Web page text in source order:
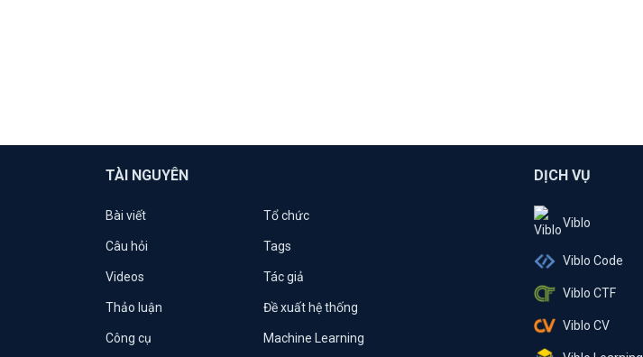
TÀI NGUYÊN
Bài viết Tổ chức
Câu hỏi Tags
Videos Tác giả
Thảo luận Đề xuất hệ thống
Công cụ Machine Learning
DỊCH VỤ
Viblo
Viblo Code
Viblo CTF
Viblo CV